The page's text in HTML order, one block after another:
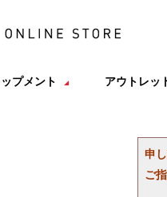
プメント アウトレッ
申
ご